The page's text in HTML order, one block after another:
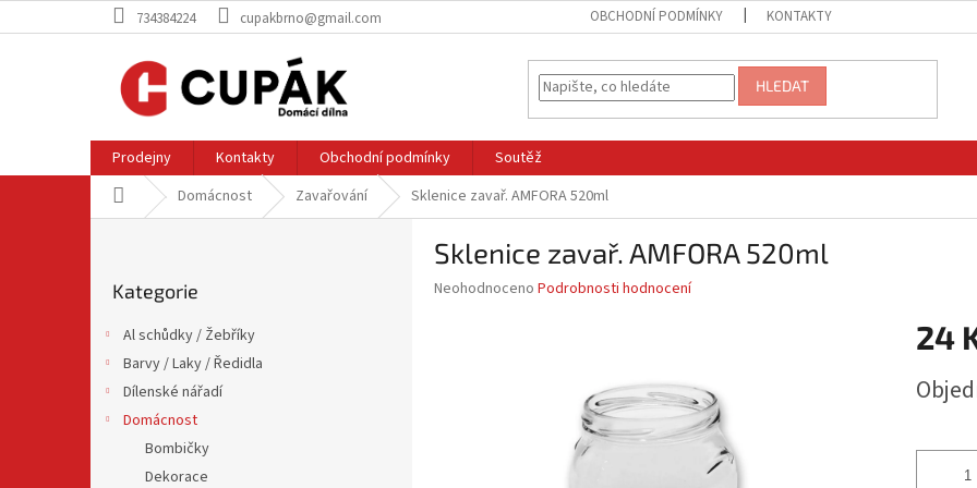
na
734384224 cupakbrno@gmail.com OBCHODNÍ PODMÍNKY KONTAKTY
HLEDAT
Prodejny Kontakty Obchodní podmínky
Soutěž
Domů Domácnost Zavařování Sklenice zavař. AMFORA 520ml
kategorie
Kategorie
Al schůdky / Žebříky
Barvy / Laky / Ředidla
Dílenské nářadí
Domácnost
Bombičky
Dekorace
Sklenice zavař. AMFORA 520ml
Průměrné
Neohodnoceno Podrobnosti hodnocení
24
cena: